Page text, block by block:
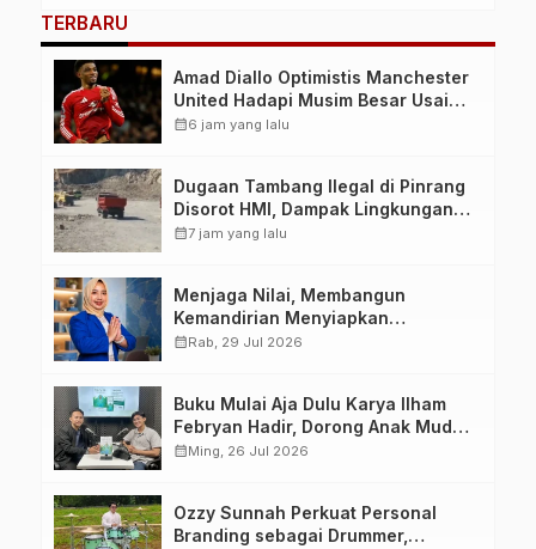
TERBARU
Amad Diallo Optimistis Manchester
United Hadapi Musim Besar Usai
Imbang 1-1 Lawan PSG
calendar_month6 jam yang lalu
Dugaan Tambang Ilegal di Pinrang
Disorot HMI, Dampak Lingkungan
Jadi Perhatian
calendar_month7 jam yang lalu
Menjaga Nilai, Membangun
Kemandirian Menyiapkan
Kepemimpinan Ekonomi Perempuan
Jamaah
calendar_monthRab, 29 Jul 2026
Buku Mulai Aja Dulu Karya Ilham
Febryan Hadir, Dorong Anak Muda
Berhenti Menunda dan Mulai
calendar_monthMing, 26 Jul 2026
Ozzy Sunnah Perkuat Personal
Branding sebagai Drummer,